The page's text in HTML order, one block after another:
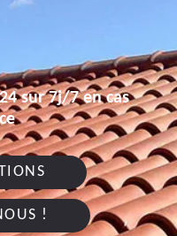
sur 7j/7 en cas
!